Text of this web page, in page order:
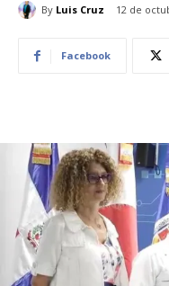
By Luis Cruz 12 de
Facebook